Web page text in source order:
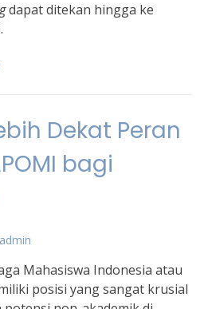
dapat ditekan hingga ke
Dekat Peran
bagi
admin
Mahasiswa Indonesia atau
posisi yang sangat krusial